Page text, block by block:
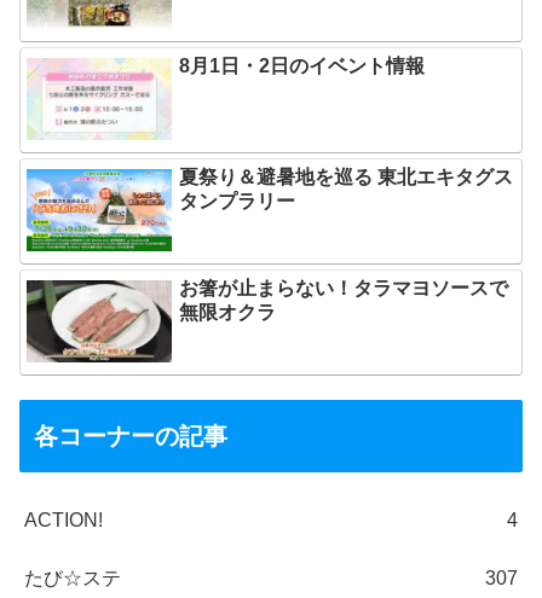
8月1日・2日のイベント情報
夏祭り＆避暑地を巡る 東北エキタグス
タンプラリー
お箸が止まらない！タラマヨソースで
無限オクラ
各コーナーの記事
ACTION! 4
たび☆ステ 307